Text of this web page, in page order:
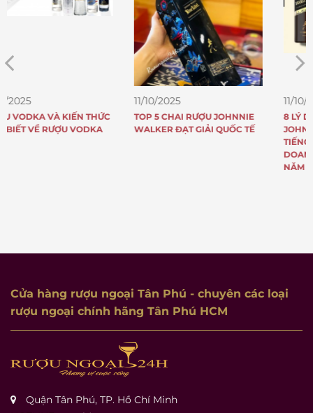
11/10/2025
TOP 5 CHAI RƯỢU JOHNNIE
WALKER ĐẠT GIẢI QUỐC TẾ
11/10/2025
8 LÝ DO TẠI SAO RƯỢU
JOHNNIE WALKER NỔI
TIẾNG KHẮP THẾ GIỚI VÀ CÓ
Cửa hàng rượu ngoại Tân Phú - chuyên các loại
rượu ngoại chính hãng Tân Phú HCM
Quận Tân Phú, TP. Hồ Chí Minh